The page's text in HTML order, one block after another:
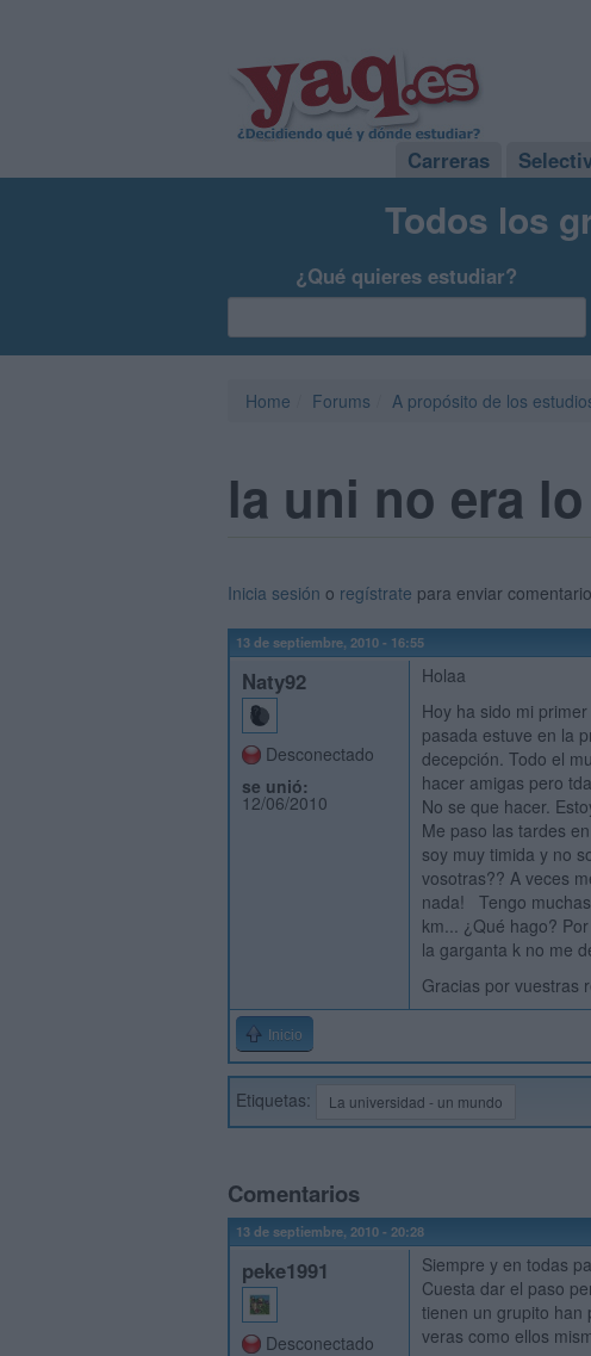
Carreras
Todos los
¿Qué quieres estudiar?
Home Forums A propósito de los
la uni no era
Inicia sesión o regístrate para enviar
13 de septiembre, 2010 - 16:55
Naty92
Desconectado
se unió:
12/06/2010
Holaa
Hoy ha sido mi
pasada estuve en la
decepción. Todo el
hacer amigas pero
No se que hacer.
Me paso las tardes
soy muy timida y no
vosotras?? A veces
nada! Tengo
km... ¿Qué hago?
la garganta k no me
Gracias por vuestras
Inicio
Etiquetas: La universidad - un mundo
Comentarios
13 de septiembre, 2010 - 20:28
peke1991
Desconectado
Siempre y en todas
Cuesta dar el paso
tienen un grupito han
veras como ellos